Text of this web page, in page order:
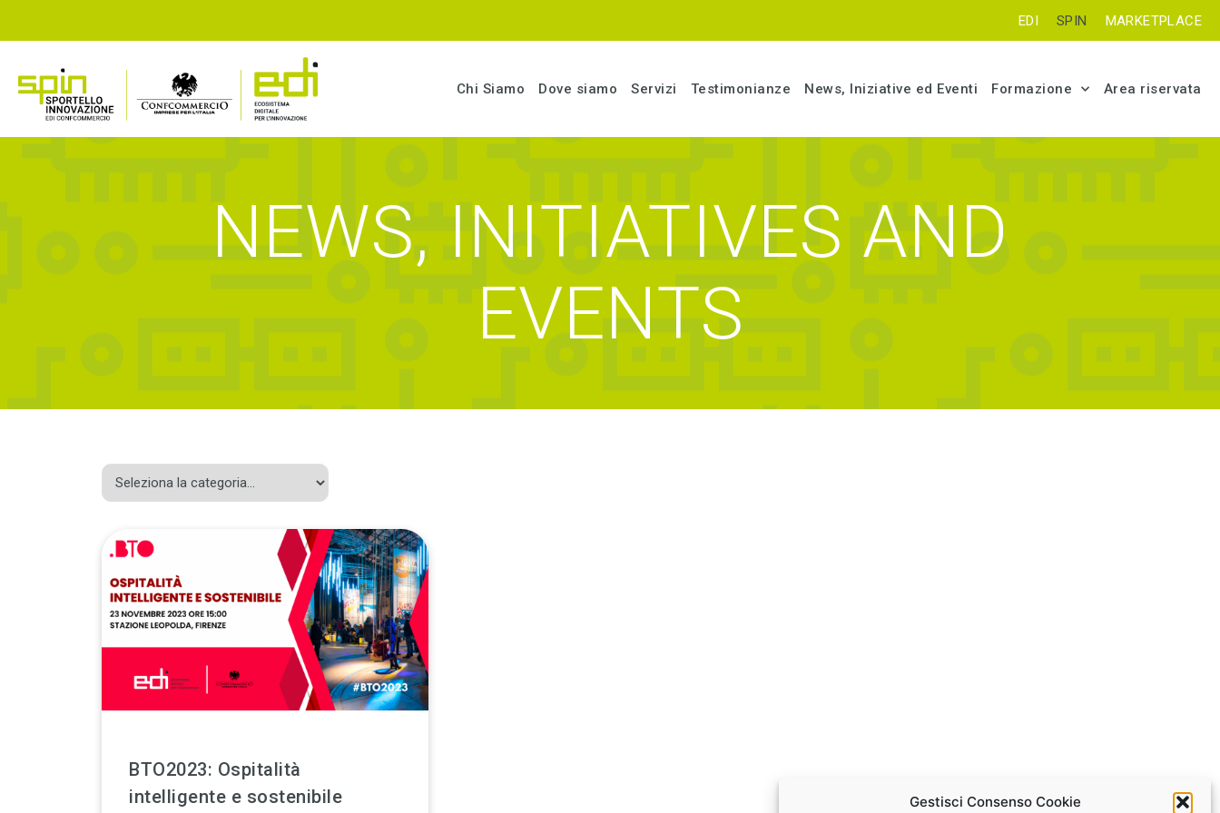
Gestisci Consenso Cookie
EDI SPIN MARKETPLACE
Chi Siamo Dove siamo Servizi Testimonianze News, Iniziative ed Eventi Formazione Area riservata
NEWS, INITIATIVES AND
EVENTS
BTO2023: Ospitalità
intelligente e sostenibile